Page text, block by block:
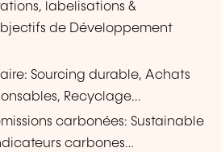
labelisations &
de Développement
Sourcing durable, Achats
Recyclage...
carbonées: Sustainable
carbones…